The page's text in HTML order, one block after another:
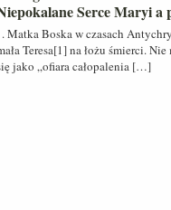
Serce Maryi a
. Matka Boska w czasach
Teresa[1] na łożu śmierci.
jako „ofiara całopalenia […]